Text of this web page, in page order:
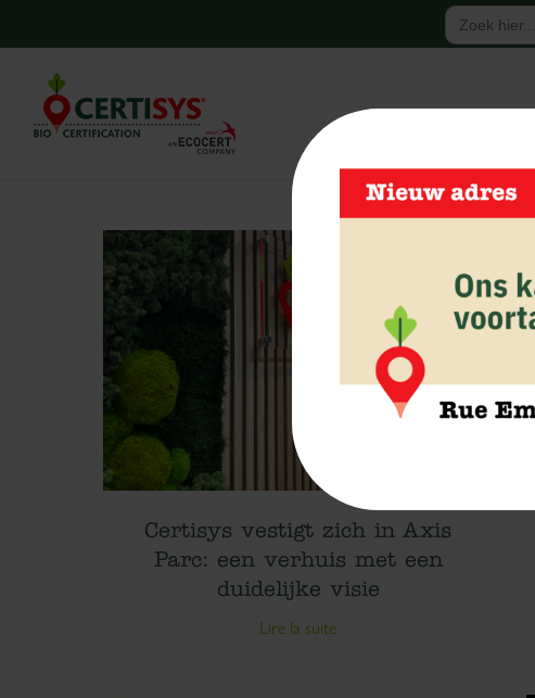
Zoek
naar:
Certisys vestigt zich in Axis
Parc: een verhuis met een
duidelijke visie
Lire la suite